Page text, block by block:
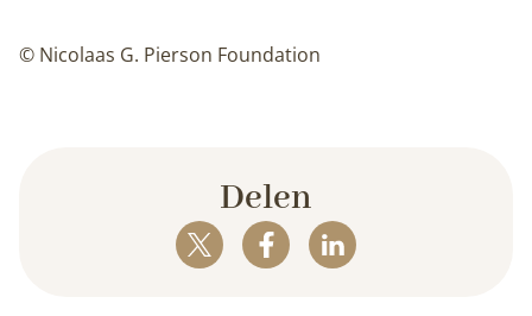
© Nicolaas G. Pierson Foundation
Delen